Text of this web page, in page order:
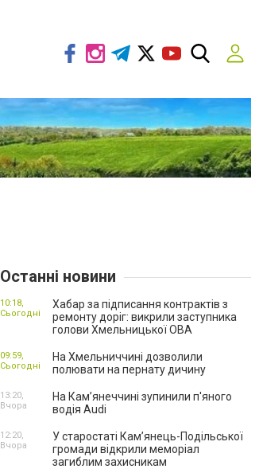
Останні новини
Хабар за підписання контрактів з
ремонту доріг: викрили заступника
голови Хмельницької ОВА
10:18,
Сьогодні
На Хмельниччині дозволили
полювати на пернату дичину
09:59,
Сьогодні
На Камʼянеччині зупинили п'яного
водія Audi
13:20,
Вчора
У старостаті Кам’янець-Подільської
громади відкрили меморіал
загиблим захисникам
12:20,
Вчора